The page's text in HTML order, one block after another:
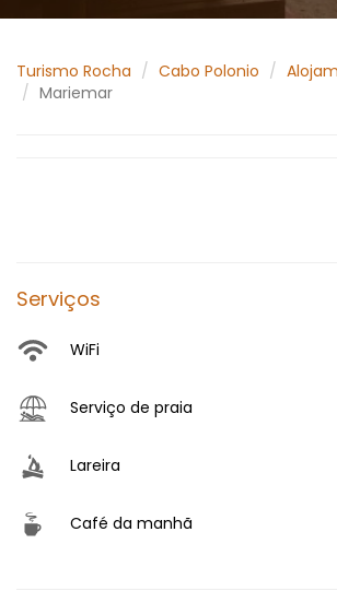
Turismo Rocha Cabo Polonio
Mariemar
Serviços
WiFi
Serviço de praia
Lareira
Café da manhã